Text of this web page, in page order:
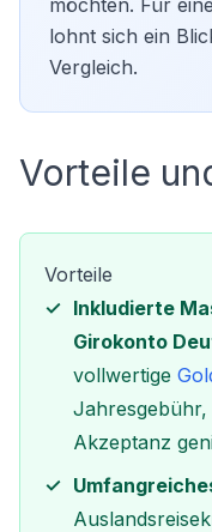
möchten. Für
lohnt sich ein
Vergleich.
Vorteile
Vorteile
Inkludierte
Girokonto
vollwertige
Jahresgebühr,
Akzeptanz